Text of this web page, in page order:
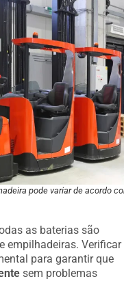
pode variar de acordo
as baterias são
empilhadeiras. Verificar
para garantir que
sem problemas